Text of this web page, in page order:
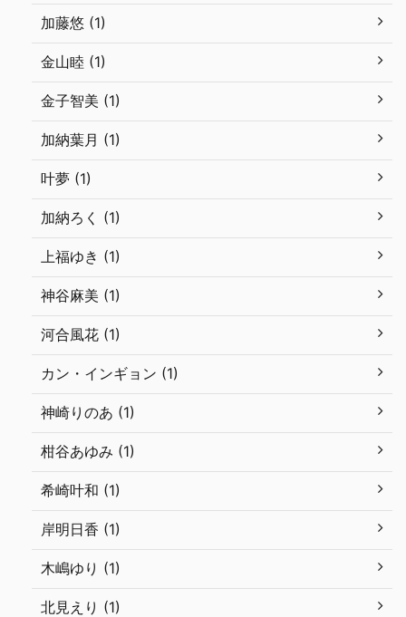
加藤悠 (1)
金山睦 (1)
金子智美 (1)
加納葉月 (1)
叶夢 (1)
加納ろく (1)
上福ゆき (1)
神谷麻美 (1)
河合風花 (1)
カン・インギョン (1)
神崎りのあ (1)
柑谷あゆみ (1)
希崎叶和 (1)
岸明日香 (1)
木嶋ゆり (1)
北見えり (1)